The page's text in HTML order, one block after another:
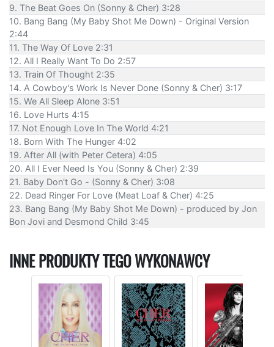
9. The Beat Goes On (Sonny & Cher) 3:28
10. Bang Bang (My Baby Shot Me Down) - Original Version
2:44
11. The Way Of Love 2:31
12. All I Really Want To Do 2:57
13. Train Of Thought 2:35
14. A Cowboy's Work Is Never Done (Sonny & Cher) 3:17
15. We All Sleep Alone 3:51
16. Love Hurts 4:15
17. Not Enough Love In The World 4:21
18. Born With The Hunger 4:02
19. After All (with Peter Cetera) 4:05
20. All I Ever Need Is You (Sonny & Cher) 2:39
21. Baby Don't Go - (Sonny & Cher) 3:08
22. Dead Ringer For Love (Meat Loaf & Cher) 4:25
23. Bang Bang (My Baby Shot Me Down) - produced by Jon
Bon Jovi and Desmond Child 3:45
INNE PRODUKTY TEGO WYKONAWCY